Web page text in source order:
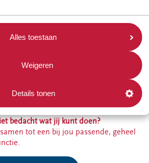
Alles toestaan
Weigeren
Details tonen
te zijn om je steentje bij te dragen.
en er is altijd iets wat je kunt doen.
de verschillende afdelingen van
We bieden vaste en tijdelijke plekken
beprijzers, chauffeurs of
gebied van hergebruik en recycling. En
bedacht wat jij kunt doen?
tot een bij jou passende, geheel